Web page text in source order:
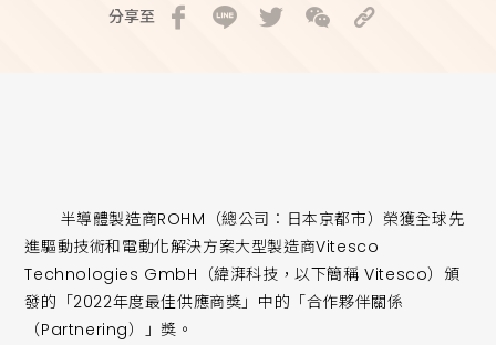
分享至
半導體製造商ROHM（總公司：日本京都市）榮獲全球先
進驅動技術和電動化解決方案大型製造商Vitesco
Technologies GmbH（緯湃科技，以下簡稱 Vitesco）頒
發的「2022年度最佳供應商獎」中的「合作夥伴關係
（Partnering）」獎。